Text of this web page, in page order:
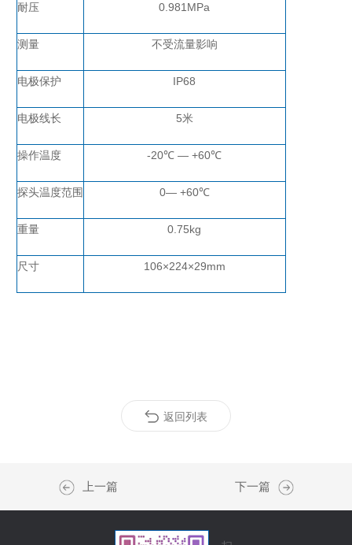
耐压 0.981MPa
测量 不受流量影响
电极保护 IP68
电极线长 5米
操作温度 -20℃ — +60℃
探头温度范围 0— +60℃
重量 0.75kg
尺寸 106×224×29mm
返回列表
上一篇 下一篇